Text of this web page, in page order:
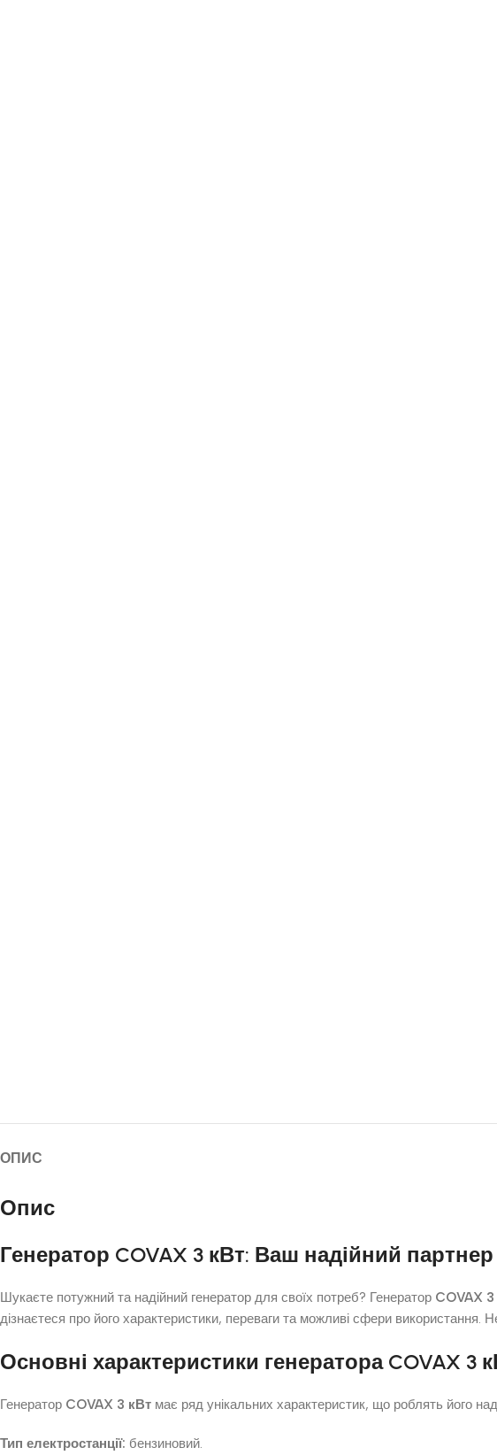
ОПИС
Опис
Генератор COVAX 3 кВт: Ваш надійний партнер
Шукаєте потужний та надійний генератор для своїх потреб? Генератор COVAX
дізнаєтеся про його характеристики, переваги та можливі сфери
Основні характеристики генератора COVAX 3
Генератор COVAX 3 кВт має ряд унікальних характеристик, що роблять його
Тип електростанції: бензиновий.